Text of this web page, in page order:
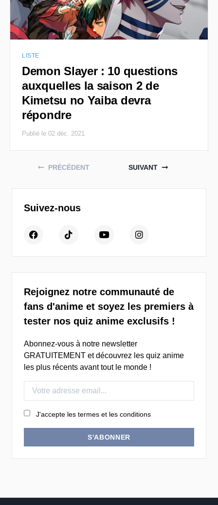
LISTE
Demon Slayer : 10 questions
auxquelles la saison 2 de
Kimetsu no Yaiba devra
répondre
Publié le 02 déc. 2021
Posts navigation
PRÉCÉDENT SUIVANT
Suivez-nous
Rejoignez notre communauté de
fans d'anime et soyez les premiers à
tester nos quiz anime exclusifs !
Abonnez-vous à notre newsletter
GRATUITEMENT et découvrez les quiz anime
les plus récents avant tout le monde !
J'accepte les termes et les conditions
S'ABONNER